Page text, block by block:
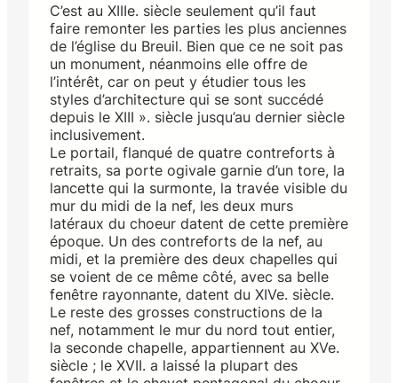
C’est au XIIIe. siècle seulement qu’il faut
faire remonter les parties les plus anciennes
de l’église du Breuil. Bien que ce ne soit pas
un monument, néanmoins elle offre de
l’intérêt, car on peut y étudier tous les
styles d’architecture qui se sont succédé
depuis le XIII ». siècle jusqu’au dernier siècle
inclusivement.
Le portail, flanqué de quatre contreforts à
retraits, sa porte ogivale garnie d’un tore, la
lancette qui la surmonte, la travée visible du
mur du midi de la nef, les deux murs
latéraux du choeur datent de cette première
époque. Un des contreforts de la nef, au
midi, et la première des deux chapelles qui
se voient de ce même côté, avec sa belle
fenêtre rayonnante, datent du XIVe. siècle.
Le reste des grosses constructions de la
nef, notamment le mur du nord tout entier,
la seconde chapelle, appartiennent au XVe.
siècle ; le XVII. a laissé la plupart des